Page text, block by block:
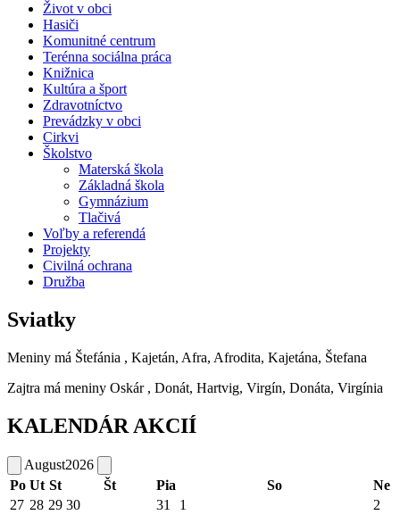
Život v obci
Hasiči
Komunitné centrum
Terénna sociálna práca
Knižnica
Kultúra a šport
Zdravotníctvo
Prevádzky v obci
Cirkvi
Školstvo
Materská škola
Základná škola
Gymnázium
Tlačivá
Voľby a referendá
Projekty
Civilná ochrana
Družba
Sviatky
Meniny má Štefánia , Kajetán, Afra, Afrodita, Kajetána, Štefana
Zajtra má meniny Oskár , Donát, Hartvig, Virgín, Donáta, Virgínia
KALENDÁR AKCIÍ
August2026
Po Ut St Št Pia So
Ne
27 28 29 30 31 1 2